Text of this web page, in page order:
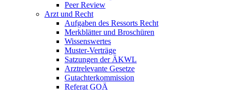
Peer Review
Arzt und Recht
Aufgaben des Ressorts Recht
Merkblätter und Broschüren
Wissenswertes
Muster-Verträge
Satzungen der ÄKWL
Arztrelevante Gesetze
Gutachterkommission
Referat GOÄ